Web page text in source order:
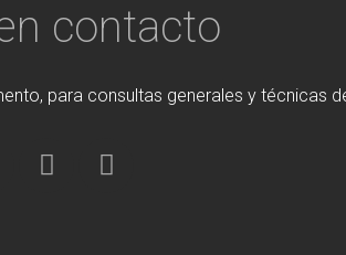
contacto
para consultas generales y técnicas